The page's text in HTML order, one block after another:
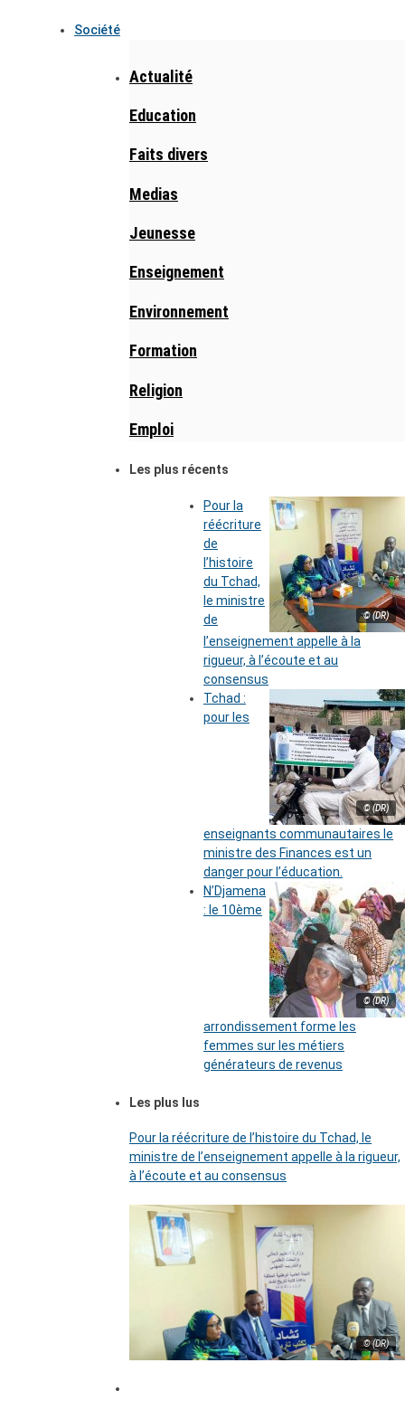
Société
Actualité
Education
Faits divers
Medias
Jeunesse
Enseignement
Environnement
Formation
Religion
Emploi
Les plus récents
© (DR)
Pour la
réécriture
de
l’histoire
du Tchad,
le ministre
de
l’enseignement appelle à la
rigueur, à l’écoute et au
consensus
© (DR)
Tchad :
pour les
enseignants communautaires le
ministre des Finances est un
danger pour l’éducation.
© (DR)
N’Djamena
: le 10ème
arrondissement forme les
femmes sur les métiers
générateurs de revenus
Les plus lus
Pour la réécriture de l’histoire du Tchad, le
ministre de l’enseignement appelle à la rigueur,
à l’écoute et au consensus
© (DR)